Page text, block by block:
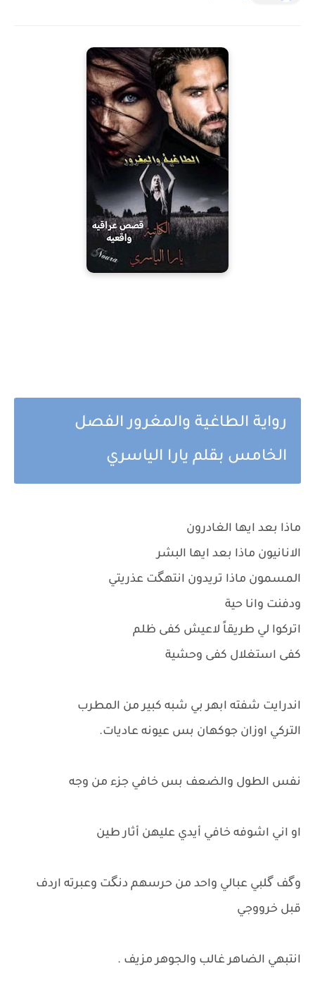
رواية الطاغية والمغرور الفصل
الخامس بقلم يارا الياسري
ماذا بعد ايها الغادرون
الانانيون ماذا بعد ايها البشر
المسمون ماذا تريدون انتهگت عذريتي
ودفنت وانا حية
اتركوا لي طريقاً لاعيش كفى ظلم
كفى استغلال كفى وحشية
اندرايت شفته ابهر بي شبه كبير من المطرب
التركي اوزان جوكهان بس عيونه عاديات.
نفس الطول والضعف بس خافي جزء من وجه
او اني اشوفه خافي أيدي عليهن أثار طين
وگف گلبي عبالي واحد من حرسهم دنگت وعبرته اردف
قبل خرووجي
انتبهي الضاهر غالب والجوهر مزيف .